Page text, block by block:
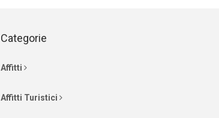
Categorie
Affitti
Affitti Turistici